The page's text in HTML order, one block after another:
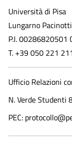
Università di Pisa
Lungarno
P.I. 00286820501
T. +39 050 221
Ufficio Relazioni
N. Verde Studenti
PEC: